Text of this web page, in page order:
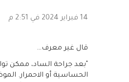
14 فبراير 2024 في 2:51 م
‏قال غير معرف…
"بعد جراحة الساد، ممكن
الحساسية أو الاحمرار.